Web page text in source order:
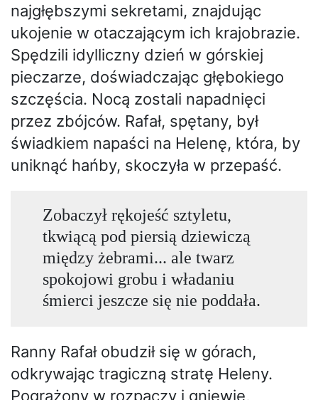
najgłębszymi sekretami, znajdując
ukojenie w otaczającym ich krajobrazie.
Spędzili idylliczny dzień w górskiej
pieczarze, doświadczając głębokiego
szczęścia. Nocą zostali napadnięci
przez zbójców. Rafał, spętany, był
świadkiem napaści na Helenę, która, by
uniknąć hańby, skoczyła w przepaść.
Zobaczył rękojeść sztyletu,
tkwiącą pod piersią dziewiczą
między żebrami... ale twarz
spokojowi grobu i władaniu
śmierci jeszcze się nie poddała.
Ranny Rafał obudził się w górach,
odkrywając tragiczną stratę Heleny.
Pogrążony w rozpaczy i gniewie,